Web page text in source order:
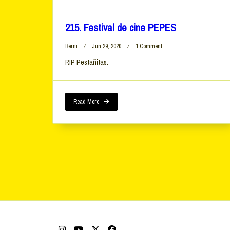
215. Festival de cine PEPES
Berni Jun 29, 2020 1 CommentOn
Cine
RIP Pestañitas.
Read More